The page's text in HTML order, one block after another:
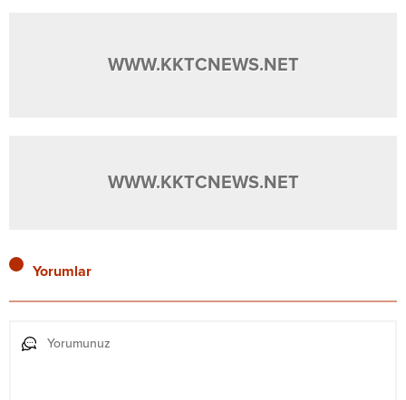
WWW.KKTCNEWS.NET
WWW.KKTCNEWS.NET
Yorumlar